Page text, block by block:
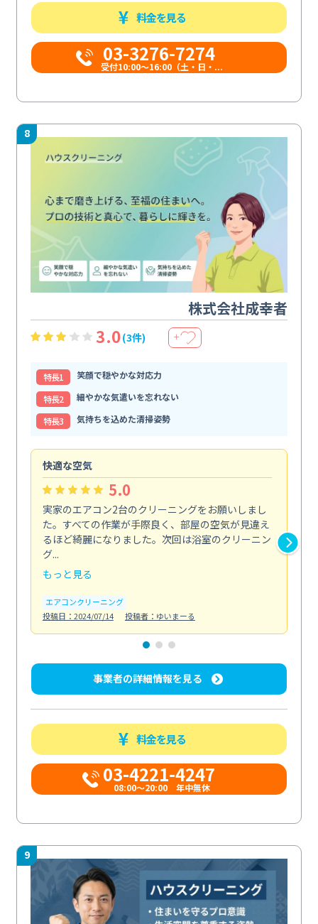
料金を見る
03-3276-7274
受付10:00〜16:00（土・日・...
8
株式会社成幸者
3.0(3件) ＋
特⻑1
笑顔で穏やかな対応力
特⻑2
細やかな気遣いを忘れない
特⻑3
気持ちを込めた清掃姿勢
快適な空気
5.0
実家のエアコン2台のクリーニングをお願いしまし
た。すべての作業が手際良く、部屋の空気が見違え
るほど綺麗になりました。次回は浴室のクリーニン
グ...
もっと見る
エアコンクリーニング
投稿日：2024/07/14
投稿者：ゆいまーる
事業者の詳細情報を見る
料金を見る
03-4221-4247
08:00～20:00 年中無休
9